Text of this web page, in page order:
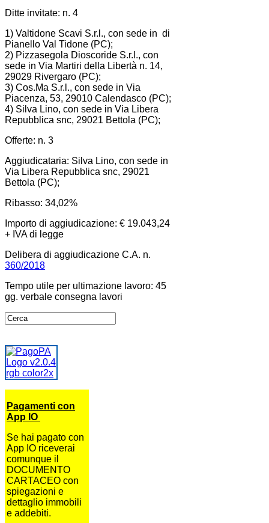
Ditte invitate: n. 4
1) Valtidone Scavi S.r.l., con sede in di
Pianello Val Tidone (PC);
2) Pizzasegola Dioscoride S.r.l., con
sede in Via Martiri della Libertà n. 14,
29029 Rivergaro (PC);
3) Cos.Ma S.r.l., con sede in Via
Piacenza, 53, 29010 Calendasco (PC);
4) Silva Lino, con sede in Via Libera
Repubblica snc, 29021 Bettola (PC);
Offerte: n. 3
Aggiudicataria: Silva Lino, con sede in
Via Libera Repubblica snc, 29021
Bettola (PC);
Ribasso: 34,02%
Importo di aggiudicazione: € 19.043,24
+ IVA di legge
Delibera di aggiudicazione C.A. n.
360/2018
Tempo utile per ultimazione lavoro: 45
gg. verbale consegna lavori
Pagamenti con
App IO
Se hai pagato con
App IO riceverai
comunque il
DOCUMENTO
CARTACEO con
spiegazioni e
dettaglio immobili
e addebiti.